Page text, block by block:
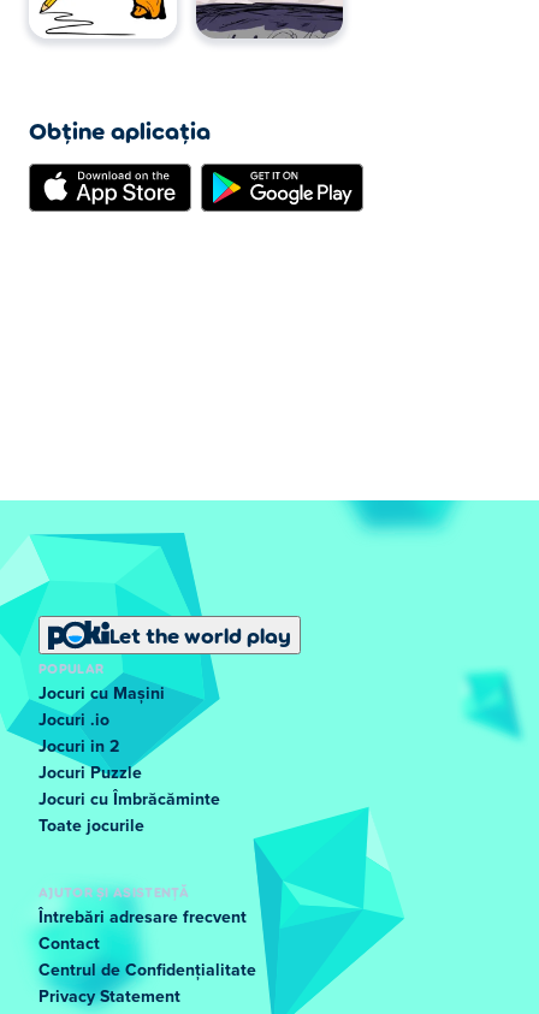
Obține aplicația
Let the world play
POPULAR
Jocuri cu Mașini
Jocuri .io
Jocuri in 2
Jocuri Puzzle
Jocuri cu Îmbrăcăminte
Toate jocurile
AJUTOR ȘI ASISTENȚĂ
Întrebări adresare frecvent
Contact
Centrul de Confidențialitate
Privacy Statement